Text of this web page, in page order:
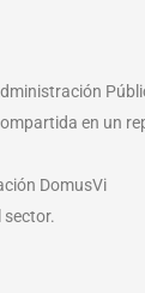
en un
DomusVi